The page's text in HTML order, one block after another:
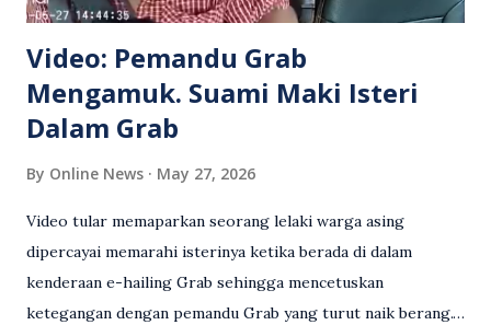
Video: Pemandu Grab
Mengamuk. Suami Maki Isteri
Dalam Grab
By Online News May 27, 2026
Video tular memaparkan seorang lelaki warga asing
dipercayai memarahi isterinya ketika berada di dalam
kenderaan e-hailing Grab sehingga mencetuskan
ketegangan dengan pemandu Grab yang turut naik berang.